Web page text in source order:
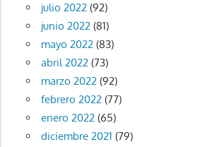
julio 2022(92)
junio 2022(81)
mayo 2022(83)
abril 2022(73)
marzo 2022(92)
febrero 2022(77)
enero 2022(65)
diciembre 2021 (79)